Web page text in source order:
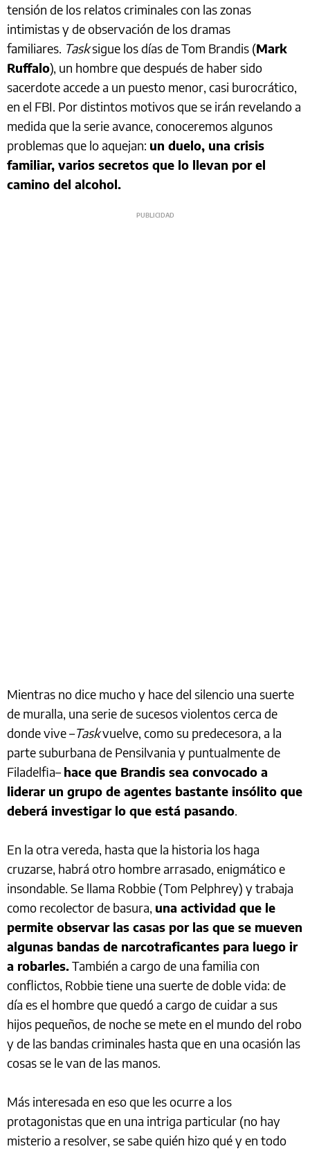
tensión de los relatos criminales con las zonas
intimistas y de observación de los dramas
familiares. Tasksigue los días de Tom Brandis (Mark
Ruffalo), un hombre que después de haber sido
sacerdote accede a un puesto menor, casi burocrático,
en el FBI. Por distintos motivos que se irán revelando a
medida que la serie avance, conoceremos algunos
problemas que lo aquejan: un duelo, una crisis
familiar, varios secretos que lo llevan por el
camino del alcohol.
Mientras no dice mucho y hace del silencio una suerte
de muralla, una serie de sucesos violentos cerca de
donde vive –Taskvuelve, como su predecesora, a la
parte suburbana de Pensilvania y puntualmente de
Filadelfia–hace que Brandis sea convocado a
liderar un grupo de agentes bastante insólito que
deberá investigar lo que está pasando.
En la otra vereda, hasta que la historia los haga
cruzarse, habrá otro hombre arrasado, enigmático e
insondable. Se llama Robbie (Tom Pelphrey) y trabaja
como recolector de basura, una actividad que le
permite observar las casas por las que se mueven
algunas bandas de narcotraficantes para luego ir
a robarles.También a cargo de una familia con
conflictos, Robbie tiene una suerte de doble vida: de
día es el hombre que quedó a cargo de cuidar a sus
hijos pequeños, de noche se mete en el mundo del robo
y de las bandas criminales hasta que en una ocasión las
cosas se le van de las manos.
Más interesada en eso que les ocurre a los
protagonistas que en una intriga particular (no hay
misterio a resolver, se sabe quién hizo qué y en todo